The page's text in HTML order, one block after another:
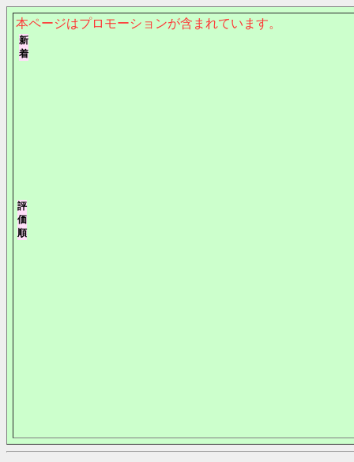
本ページはプロモーションが含まれています。